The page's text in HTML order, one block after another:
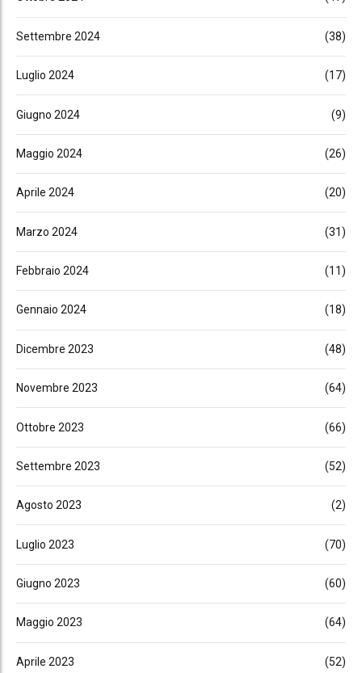
Settembre 2024 (38)
Luglio 2024 (17)
Giugno 2024 (9)
Maggio 2024 (26)
Aprile 2024 (20)
Marzo 2024 (31)
Febbraio 2024 (11)
Gennaio 2024 (18)
Dicembre 2023 (48)
Novembre 2023 (64)
Ottobre 2023 (66)
Settembre 2023 (52)
Agosto 2023 (2)
Luglio 2023 (70)
Giugno 2023 (60)
Maggio 2023 (64)
Aprile 2023 (52)